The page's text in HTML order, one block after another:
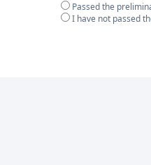
Passed the
I have not passed